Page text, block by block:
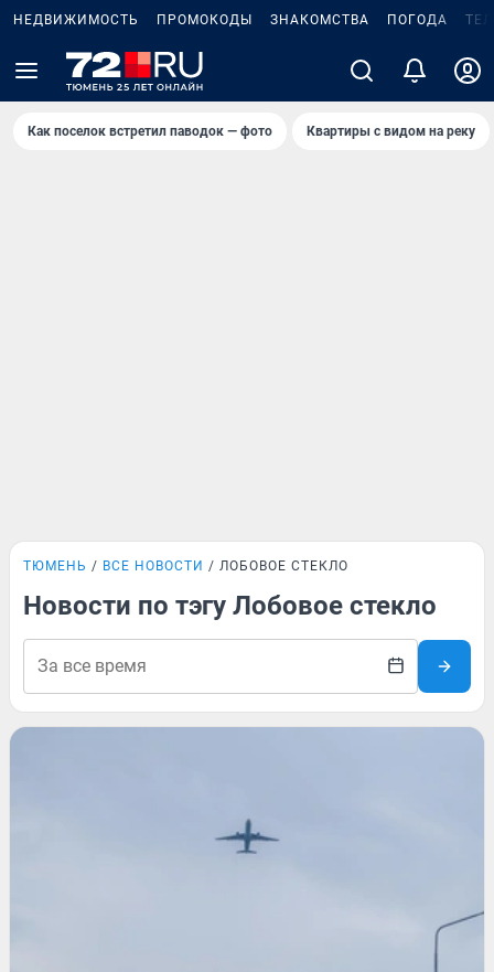
НЕДВИЖИМОСТЬ ПРОМОКОДЫ ЗНАКОМСТВА ПОГОДА
Как поселок встретил паводок — фото Квартиры с видом на реку
ТЮМЕНЬ ВСЕ НОВОСТИ ЛОБОВОЕ СТЕКЛО
Новости по тэгу Лобовое стекло